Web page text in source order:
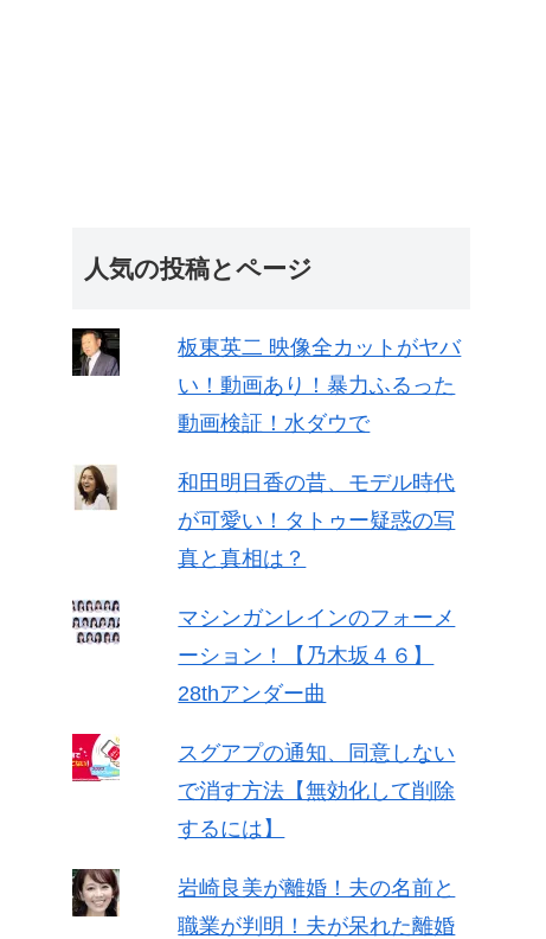
人気の投稿とページ
板東英二 映像全カットがヤバ
い！動画あり！暴力ふるった
動画検証！水ダウで
和田明日香の昔、モデル時代
が可愛い！タトゥー疑惑の写
真と真相は？
マシンガンレインのフォーメ
ーション！【乃木坂４６】
28thアンダー曲
スグアプの通知、同意しない
で消す方法【無効化して削除
するには】
岩崎良美が離婚！夫の名前と
職業が判明！夫が呆れた離婚